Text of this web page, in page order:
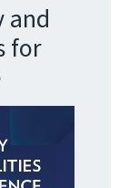
and
for